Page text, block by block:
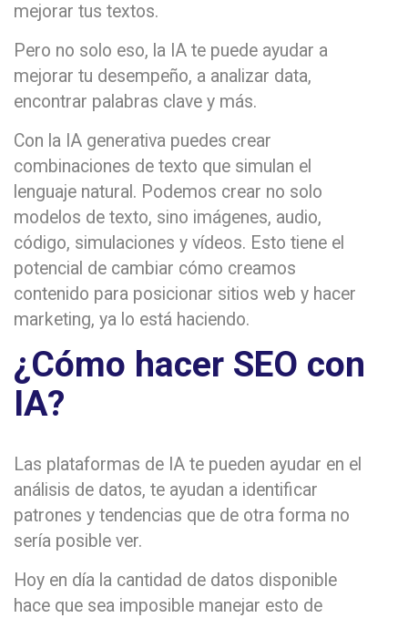
mejorar tus textos.
Pero no solo eso, la IA te puede ayudar a
mejorar tu desempeño, a analizar data,
encontrar palabras clave y más.
Con la IA generativa puedes crear
combinaciones de texto que simulan el
lenguaje natural. Podemos crear no solo
modelos de texto, sino imágenes, audio,
código, simulaciones y vídeos. Esto tiene el
potencial de cambiar cómo creamos
contenido para posicionar sitios web y hacer
marketing, ya lo está haciendo.
¿Cómo hacer SEO con
IA?
Las plataformas de IA te pueden ayudar en el
análisis de datos, te ayudan a identificar
patrones y tendencias que de otra forma no
sería posible ver.
Hoy en día la cantidad de datos disponible
hace que sea imposible manejar esto de